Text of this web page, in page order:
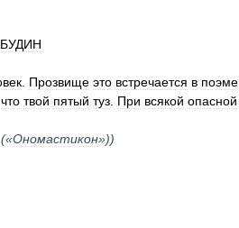
Прозвище это встречается в поэме
что твой пятый туз При всякой опасной
Ономастикон»))